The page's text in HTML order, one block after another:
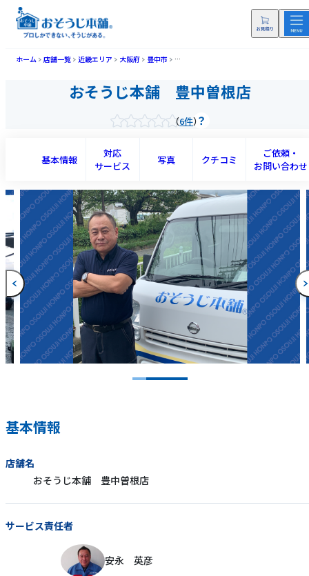
ホーム 店舗一覧 近畿エリア 大阪府 豊中市 おそうじ本舗 豊中曽根店(トヨナカソネ
おそうじ本舗 豊中曽根店
6件
基本情報
対応
サービス
写真 クチコミ
ご依頼・
お問い合わせ
基本情報
店舗名
おそうじ本舗 豊中曽根店
サービス責任者
安永 英彦